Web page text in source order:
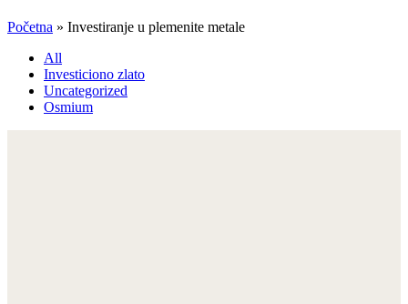
Početna » Investiranje u plemenite metale
All
Investiciono zlato
Uncategorized
Osmium